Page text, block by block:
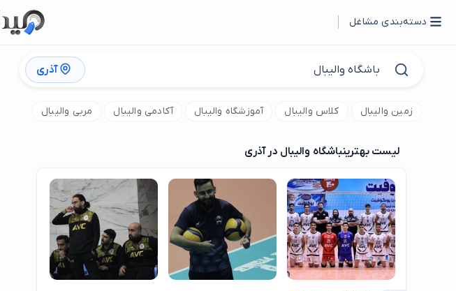
دسته‌بندی مشاغل
آذری
زمین والیبال کلاس والیبال آموزشگاه والیبال آکادمی والیبال مربی والیبال
لیست بهترینباشگاه والیبال در آذری